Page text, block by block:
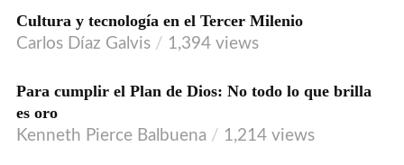
Cultura y tecnología en el Tercer Milenio
Carlos Díaz Galvis 1,394 views
Para cumplir el Plan de Dios: No todo lo que brilla
es oro
Kenneth Pierce Balbuena 1,214 views